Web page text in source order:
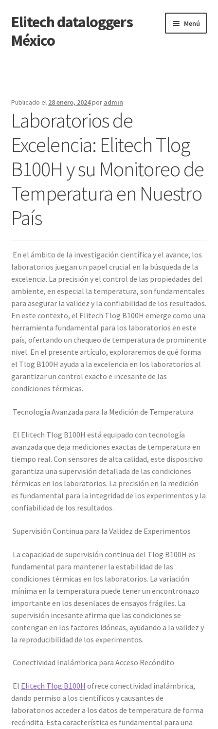
Saltar
a
navegación
Ir
al
contenido
Elitech dataloggers
México
Menú
Finalizar compra
Mi cuenta
Página de ejemplo
Tienda
Publicado el 28 enero, 2024por admin
Laboratorios de
Excelencia: Elitech Tlog
B100H y su Monitoreo de
Temperatura en Nuestro
País
En el ámbito de la investigación científica y el avance, los
laboratorios juegan un papel crucial en la búsqueda de la
excelencia. La precisión y el control de las propiedades del
ambiente, en especial la temperatura, son fundamentales
para asegurar la validez y la confiabilidad de los resultados.
En este contexto, el Elitech Tlog B100H emerge como una
herramienta fundamental para los laboratorios en este
país, ofertando un chequeo de temperatura de prominente
nivel. En el presente artículo, exploraremos de qué forma
el Tlog B100H ayuda a la excelencia en los laboratorios al
garantizar un control exacto e incesante de las
condiciones térmicas.
Tecnología Avanzada para la Medición de Temperatura
El Elitech Tlog B100H está equipado con tecnología
avanzada que deja mediciones exactas de temperatura en
tiempo real. Con sensores de alta calidad, este dispositivo
garantiza una supervisión detallada de las condiciones
térmicas en los laboratorios. La precisión en la medición
es fundamental para la integridad de los experimentos y la
confiabilidad de los resultados.
Supervisión Continua para la Validez de Experimentos
La capacidad de supervisión continua del Tlog B100H es
fundamental para mantener la estabilidad de las
condiciones térmicas en los laboratorios. La variación
mínima en la temperatura puede tener un encontronazo
importante en los desenlaces de ensayos frágiles. La
supervisión incesante afirma que las condiciones se
contengan en los factores idóneas, ayudando a la validez y
la reproducibilidad de los experimentos.
Conectividad Inalámbrica para Acceso Recóndito
El Elitech Tlog B100H ofrece conectividad inalámbrica,
dando permiso a los científicos y causantes de
laboratorios acceder a los datos de temperatura de forma
recóndita. Esta característica es fundamental para una